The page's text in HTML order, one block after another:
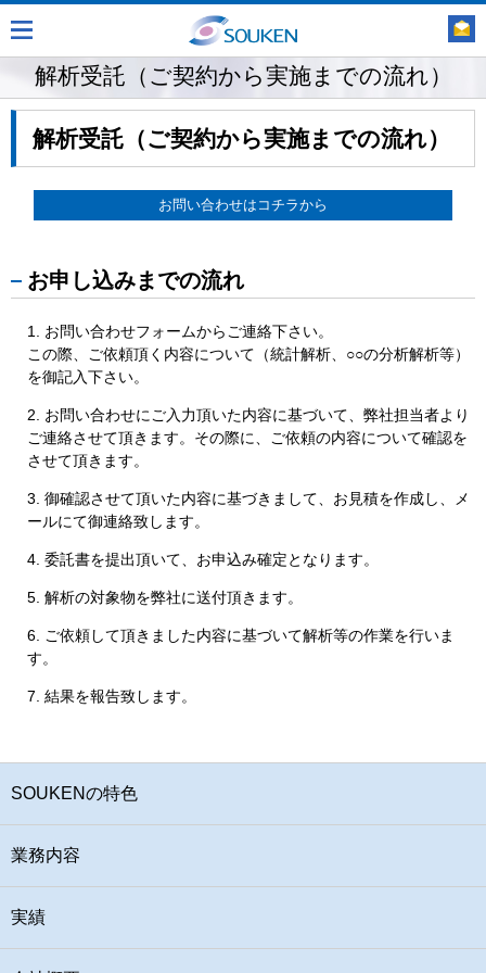
解析受託（ご契約から実施までの流れ）
解析受託（ご契約から実施までの流れ）
お問い合わせはコチラから
お申し込みまでの流れ
お問い合わせフォームからご連絡下さい。
この際、ご依頼頂く内容について（統計解析、○○の分析解析等）
を御記入下さい。
お問い合わせにご入力頂いた内容に基づいて、弊社担当者より
ご連絡させて頂きます。その際に、ご依頼の内容について確認を
させて頂きます。
御確認させて頂いた内容に基づきまして、お見積を作成し、メ
ールにて御連絡致します。
委託書を提出頂いて、お申込み確定となります。
解析の対象物を弊社に送付頂きます。
ご依頼して頂きました内容に基づいて解析等の作業を行いま
す。
結果を報告致します。
SOUKENの特色
業務内容
実績